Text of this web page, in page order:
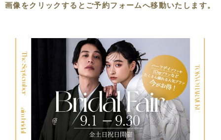
画像をクリックするとご予約フォームへ移動いたします。